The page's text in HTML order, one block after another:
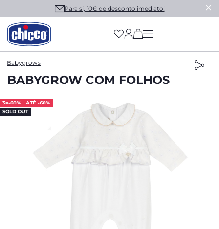
Para si, 10€ de desconto imediato!
(has more options
Babygrows
BABYGROW COM FOLHOS
3=-60%
ATÉ -60%
SOLD OUT